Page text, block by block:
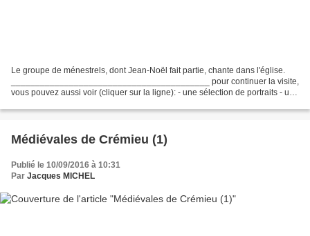
Le groupe de ménestrels, dont Jean-Noël fait partie, chante dans l'église.
_________________________________________ pour continuer la visite,
vous pouvez aussi voir (cliquer sur la ligne): - une sélection de portraits - un
Médiévales de Crémieu (1)
Publié le 10/09/2016 à 10:31
Par Jacques MICHEL